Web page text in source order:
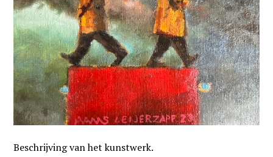
Beschrijving van het kunstwerk.